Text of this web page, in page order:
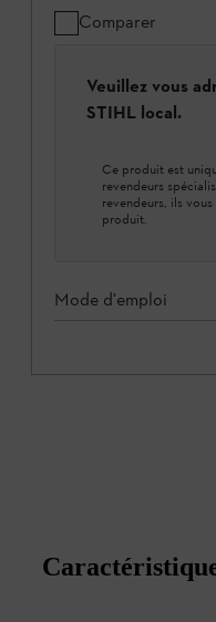
Comparer
Veuillez vous
STIHL local.
Ce produit est
revendeurs
revendeurs, ils
produit.
Mode d'emploi